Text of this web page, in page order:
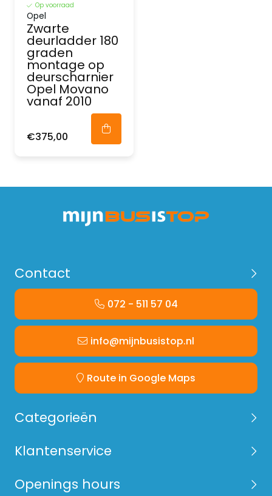
Op voorraad
Opel
Zwarte
deurladder 180
graden
montage op
deurscharnier
Opel Movano
vanaf 2010
€375,00
Contact
072 - 511 57 04
info@mijnbusistop.nl
Route in Google Maps
Categorieën
Klantenservice
Openings hours